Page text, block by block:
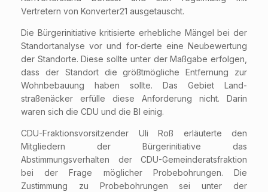
Vertretern von Konverter21 ausgetauscht.
Die Bürgerinitiative kritisierte erhebliche Mängel bei der
Standortanalyse vor und for-derte eine Neubewertung
der Standorte. Diese sollte unter der Maßgabe erfolgen,
dass der Standort die größtmögliche Entfernung zur
Wohnbebauung haben sollte. Das Gebiet Land-
straßenäcker erfülle diese Anforderung nicht. Darin
waren sich die CDU und die BI einig.
CDU-Fraktionsvorsitzender Uli Roß erläuterte den
Mitgliedern der Bürgerinitiative das
Abstimmungsverhalten der CDU-Gemeinderatsfraktion
bei der Frage möglicher Probebohrungen. Die
Zustimmung zu Probebohrungen sei unter der